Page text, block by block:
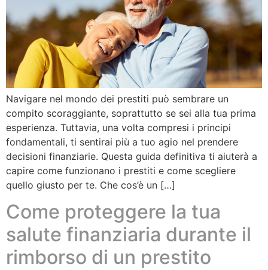
Navigare nel mondo dei prestiti può sembrare un
compito scoraggiante, soprattutto se sei alla tua prima
esperienza. Tuttavia, una volta compresi i principi
fondamentali, ti sentirai più a tuo agio nel prendere
decisioni finanziarie. Questa guida definitiva ti aiuterà a
capire come funzionano i prestiti e come scegliere
quello giusto per te. Che cos’è un […]
Come proteggere la tua
salute finanziaria durante il
rimborso di un prestito